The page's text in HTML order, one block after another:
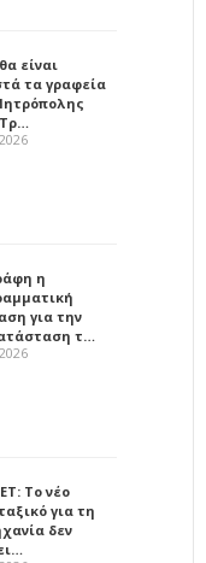
είναι
τα γραφεία
η
για την
τ…
Το νέο
για τη
δεν